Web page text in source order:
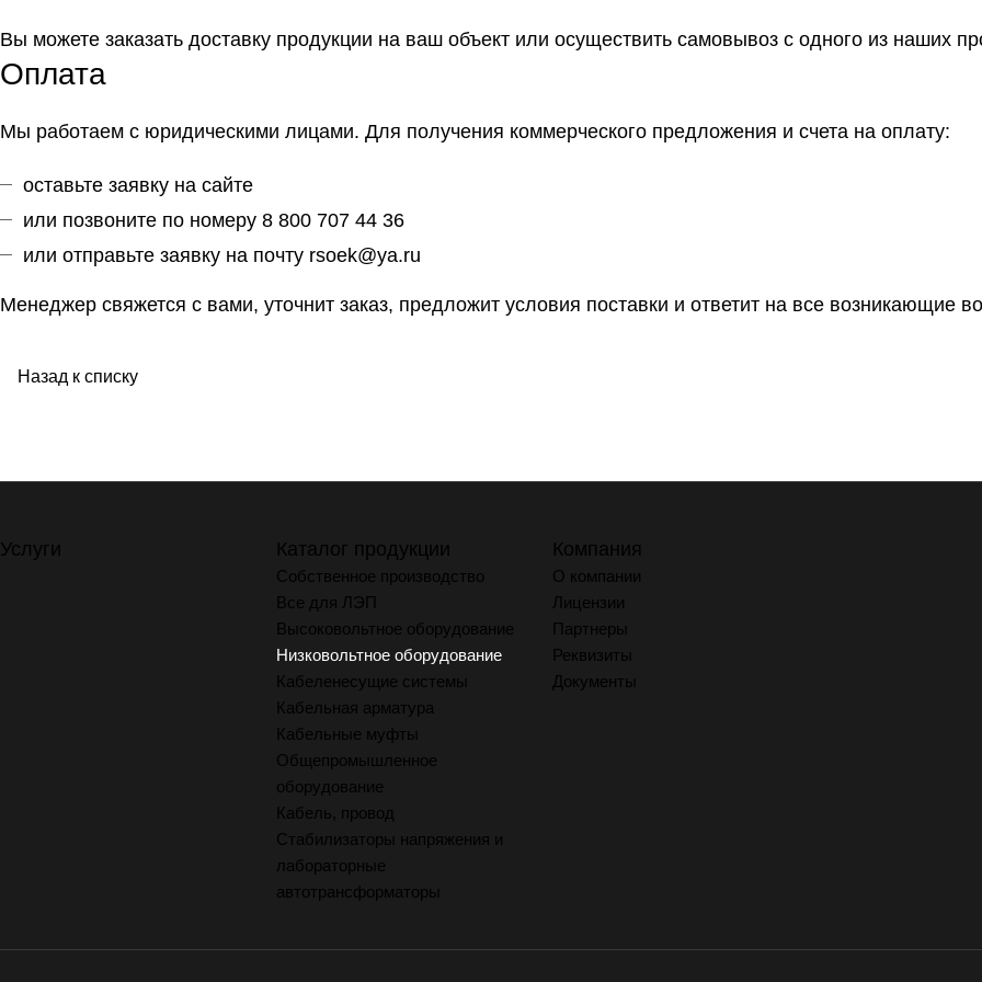
Вы можете заказать доставку продукции на ваш объект или осуществить самовывоз с одного из наших
Оплата
Мы работаем с юридическими лицами. Для получения коммерческого предложения и счета на оплату:
оставьте заявку на сайте
или позвоните по номеру 8 800 707 44 36
или отправьте заявку на почту rsoek@ya.ru
Менеджер свяжется с вами, уточнит заказ, предложит условия поставки и ответит на все возникающие
Назад к списку
Услуги Каталог продукции
Собственное производство
Все для ЛЭП
Высоковольтное оборудование
Низковольтное оборудование
Кабеленесущие системы
Кабельная арматура
Кабельные муфты
Общепромышленное
оборудование
Кабель, провод
Стабилизаторы напряжения и
лабораторные
автотрансформаторы
Компания
О компании
Лицензии
Партнеры
Реквизиты
Документы